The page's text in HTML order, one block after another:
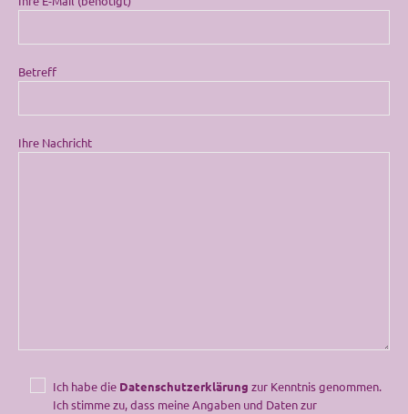
Betreff
Ihre Nachricht
Ich habe die Datenschutzerklärung zur Kenntnis genommen.
Ich stimme zu, dass meine Angaben und Daten zur